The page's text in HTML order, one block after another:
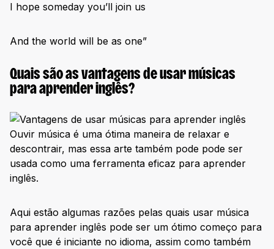
I hope someday you’ll join us
And the world will be as one”
Quais são as vantagens de usar músicas
para aprender inglês?
Ouvir música é uma ótima maneira de relaxar e
descontrair, mas essa arte também pode pode ser
usada como uma ferramenta eficaz para aprender
inglês.
Aqui estão algumas razões pelas quais usar música
para aprender inglês pode ser um ótimo começo para
você que é iniciante no idioma, assim como também